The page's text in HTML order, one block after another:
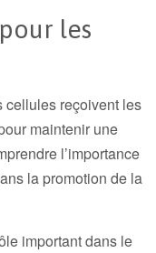
les
cellules reçoivent les
maintenir une
l’importance
la promotion de la
important dans le